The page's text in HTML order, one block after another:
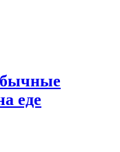
еде